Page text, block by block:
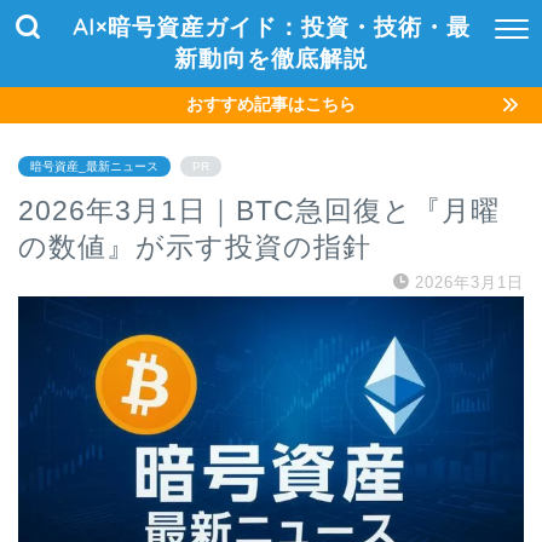
AI×暗号資産ガイド：投資・技術・最
新動向を徹底解説
おすすめ記事はこちら
暗号資産_最新ニュース PR
2026年3月1日｜BTC急回復と『月曜
の数値』が示す投資の指針
2026年3月1日